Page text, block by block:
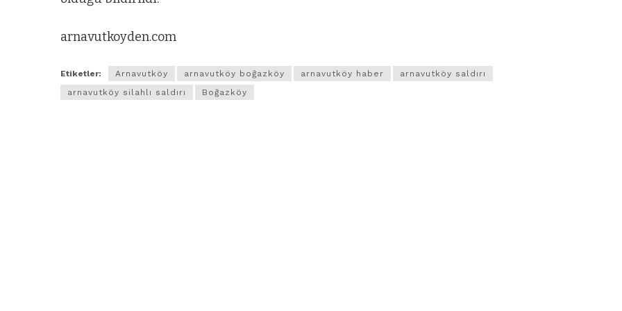
arnavutkoyden.com
Etiketler: Arnavutköy arnavutköy boğazköy arnavutköy haber
arnavutköy saldırı
arnavutköy silahlı saldırı
Boğazköy